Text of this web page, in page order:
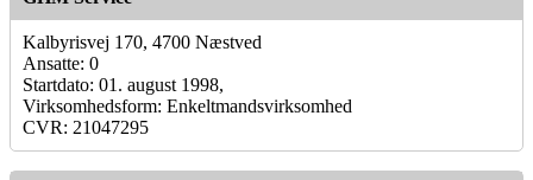
Kalbyrisvej 170, 4700 Næstved
Ansatte: 0
Startdato: 01. august 1998,
Virksomhedsform: Enkeltmandsvirksomhed
CVR: 21047295